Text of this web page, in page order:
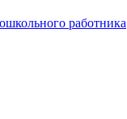
работника